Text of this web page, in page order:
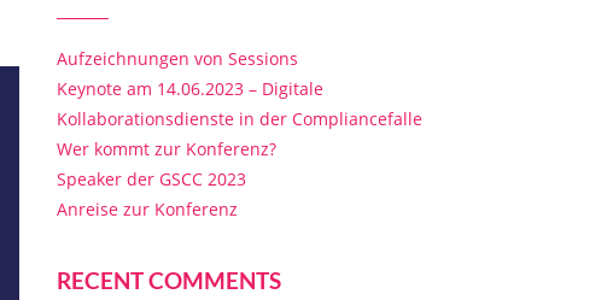
Aufzeichnungen von Sessions
Keynote am 14.06.2023 – Digitale
Kollaborationsdienste in der Compliancefalle
Wer kommt zur Konferenz?
Speaker der GSCC 2023
Anreise zur Konferenz
RECENT COMMENTS